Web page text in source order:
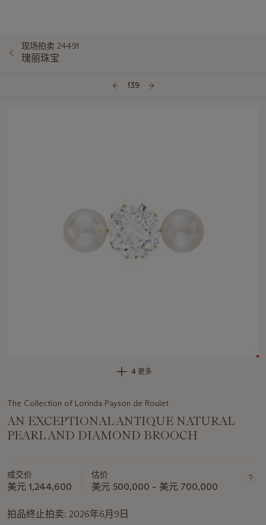
现场拍卖 24491
瑰丽珠宝
139
4 更多
The Collection of Lorinda Payson de Roulet
AN EXCEPTIONAL ANTIQUE NATURAL
PEARL AND DIAMOND BROOCH
成交价
美元 1,244,600
估价
美元 500,000 – 美元 700,000
拍品终止拍卖: 2026年6月9日